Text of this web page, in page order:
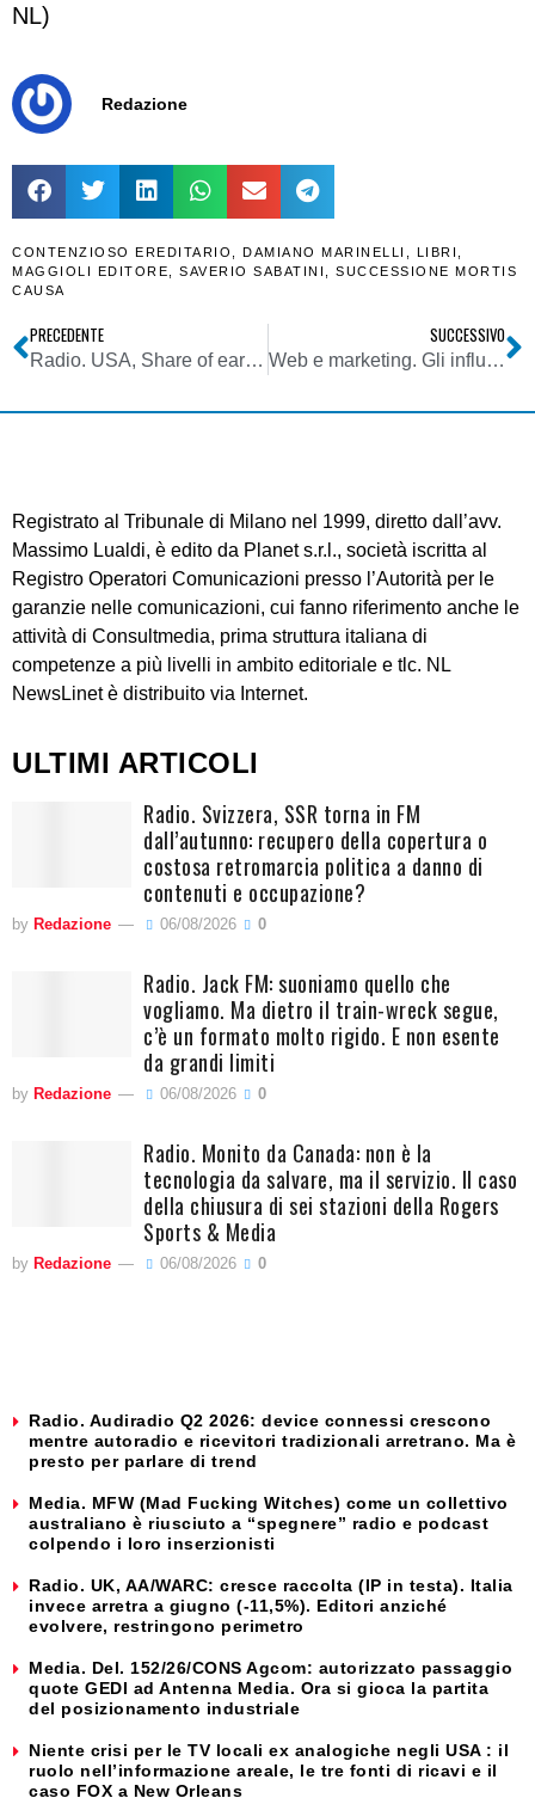
NL)
Redazione
CONTENZIOSO EREDITARIO DAMIANO MARINELLI LIBRI
MAGGIOLI EDITORE
SAVERIO SABATINI
SUCCESSIONE MORTIS
CAUSA
PRECEDENTE
Radio. USA, Share of ear di Edison Research: a maggio 2020 streaming radio al 10% del complesso. Mai visto prima
SUCCESSIVO
Web e marketing. Gli influencer sono i nuovi media? Per Filmedia sì: nuova concessionaria ad hoc. Collaborazione con Selection per una Goleador in onore del Tricolore
Registrato al Tribunale di Milano nel 1999, diretto dall’avv.
Massimo Lualdi, è edito da Planet s.r.l., società iscritta al
Registro Operatori Comunicazioni presso l’Autorità per le
garanzie nelle comunicazioni, cui fanno riferimento anche le
attività di Consultmedia, prima struttura italiana di
competenze a più livelli in ambito editoriale e tlc. NL
NewsLinet è distribuito via Internet.
ULTIMI ARTICOLI
Radio. Svizzera, SSR torna in FM
dall’autunno: recupero della copertura o
costosa retromarcia politica a danno di
contenuti e occupazione?
by Redazione 06/08/2026 0
Radio. Jack FM: suoniamo quello che
vogliamo. Ma dietro il train-wreck segue,
c’è un formato molto rigido. E non esente
da grandi limiti
by Redazione 06/08/2026 0
Radio. Monito da Canada: non è la
tecnologia da salvare, ma il servizio. Il caso
della chiusura di sei stazioni della Rogers
Sports & Media
by Redazione 06/08/2026 0
Radio. Audiradio Q2 2026: device connessi crescono
mentre autoradio e ricevitori tradizionali arretrano. Ma è
presto per parlare di trend
Media. MFW (Mad Fucking Witches) come un collettivo
australiano è riusciuto a “spegnere” radio e podcast
colpendo i loro inserzionisti
Radio. UK, AA/WARC: cresce raccolta (IP in testa). Italia
invece arretra a giugno (-11,5%). Editori anziché
evolvere, restringono perimetro
Media. Del. 152/26/CONS Agcom: autorizzato passaggio
quote GEDI ad Antenna Media. Ora si gioca la partita
del posizionamento industriale
Niente crisi per le TV locali ex analogiche negli USA : il
ruolo nell’informazione areale, le tre fonti di ricavi e il
caso FOX a New Orleans